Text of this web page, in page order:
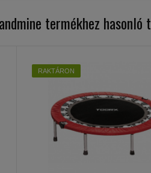
termékhez hasonló
RAKTÁRON